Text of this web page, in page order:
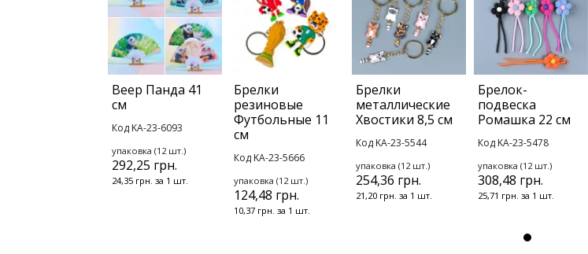
Веер Панда 41
см
Код KA-23-6093
упаковка (12 шт.)
292,25 грн.
24,35 грн. за 1 шт.
Брелки
резиновые
Футбольные 11
см
Код KA-23-5666
упаковка (12 шт.)
124,48 грн.
10,37 грн. за 1 шт.
Брелки
металлические
Хвостики 8,5 см
Код KA-23-5544
упаковка (12 шт.)
254,36 грн.
21,20 грн. за 1 шт.
Брелок-
подвеска
Ромашка 22 см
Код KA-23-5478
упаковка (12 шт.)
308,48 грн.
25,71 грн. за 1 шт.